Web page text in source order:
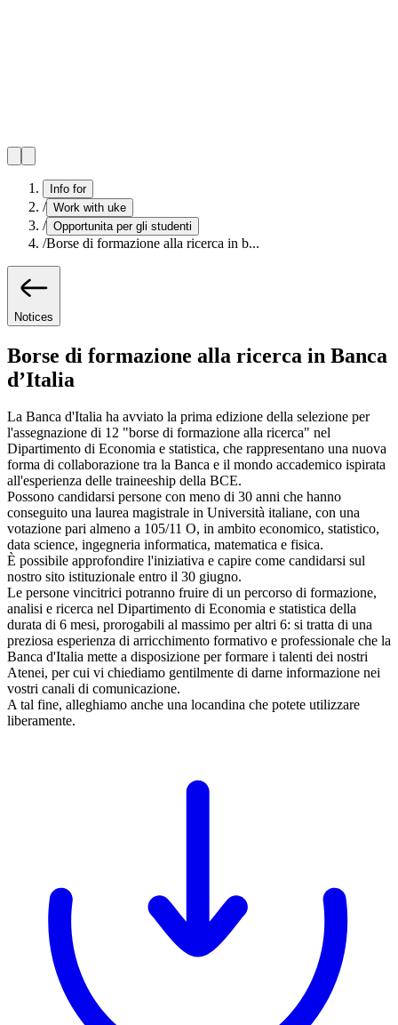
Info for
/ Work with uke
/ Opportunita per gli studenti
/Borse di formazione alla ricerca in b...
Notices
Borse di formazione alla ricerca in Banca
d’Italia
La Banca d'Italia ha avviato la prima edizione della selezione per
l'assegnazione di 12 "borse di formazione alla ricerca" nel
Dipartimento di Economia e statistica, che rappresentano una nuova
forma di collaborazione tra la Banca e il mondo accademico ispirata
all'esperienza delle traineeship della BCE.
Possono candidarsi persone con meno di 30 anni che hanno
conseguito una laurea magistrale in Università italiane, con una
votazione pari almeno a 105/11 O, in ambito economico, statistico,
data science, ingegneria informatica, matematica e fisica.
È possibile approfondire l'iniziativa e capire come candidarsi sul
nostro sito istituzionale entro il 30 giugno.
Le persone vincitrici potranno fruire di un percorso di formazione,
analisi e ricerca nel Dipartimento di Economia e statistica della
durata di 6 mesi, prorogabili al massimo per altri 6: si tratta di una
preziosa esperienza di arricchimento formativo e professionale che la
Banca d'Italia mette a disposizione per formare i talenti dei nostri
Atenei, per cui vi chiediamo gentilmente di darne informazione nei
vostri canali di comunicazione.
A tal fine, alleghiamo anche una locandina che potete utilizzare
liberamente.